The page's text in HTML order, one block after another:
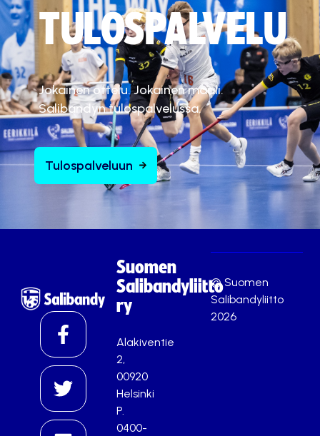
TULOSPALVELU
Jokainen ottelu. Jokainen maali.
Salibandyn tulospalvelussa.
Tulospalveluun
Suomen
Salibandyliitto
ry
Alakiventie
2,
00920
Helsinki
P.
0400-
© Suomen
Salibandyliitto
2026